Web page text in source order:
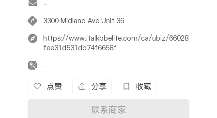
-
3300 Midland Ave Unit 36
https://www.italkbbelite.com/ca/ubiz/66028
fee31d531db74f6658f
-
点赞 分享 收藏
联系商家